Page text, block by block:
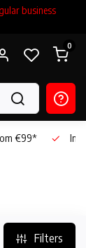
business
0
€99*
Filters